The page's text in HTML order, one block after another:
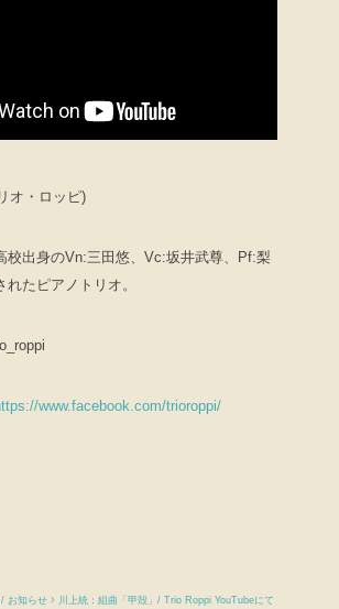
オ・ロッピ)
校出身のVn:三田悠、Vc:坂井武尊、Pf:梨
たピアノトリオ。
www.facebook.com/trioroppi/
お知らせ › 川上統：組曲「甲殻」/ Trio Roppi YouTubeにて